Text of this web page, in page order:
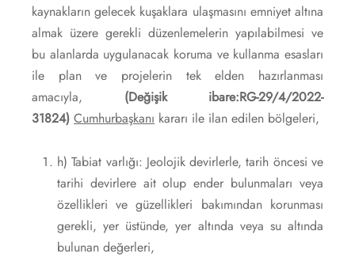
kaynakların gelecek kuşaklara ulaşmasını emniyet altına
almak üzere gerekli düzenlemelerin yapılabilmesi ve
bu alanlarda uygulanacak koruma ve kullanma esasları
ile plan ve projelerin tek elden hazırlanması
amacıyla, (Değişik ibare:RG-29/4/2022-
31824) Cumhurbaşkanı kararı ile ilan edilen bölgeleri,
h) Tabiat varlığı: Jeolojik devirlerle, tarih öncesi ve
tarihi devirlere ait olup ender bulunmaları veya
özellikleri ve güzellikleri bakımından korunması
gerekli, yer üstünde, yer altında veya su altında
bulunan değerleri,